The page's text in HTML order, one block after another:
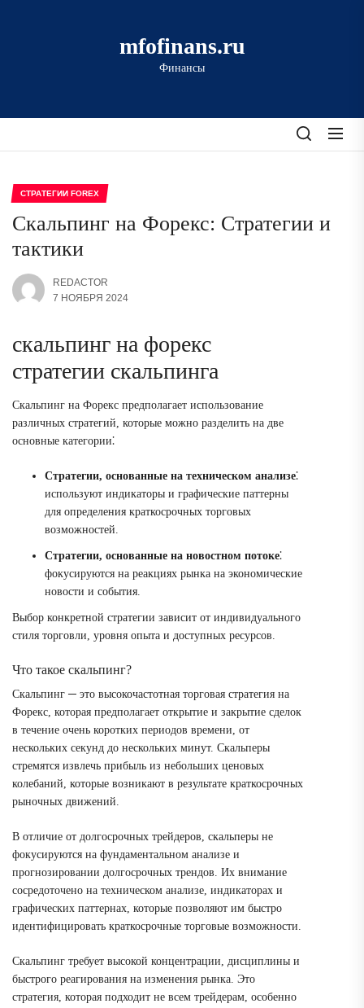
mfofinans.ru
Финансы
СТРАТЕГИИ FOREX
Скальпинг на Форекс: Стратегии и
тактики
REDACTOR
7 НОЯБРЯ 2024
скальпинг на форекс
стратегии скальпинга
Скальпинг на Форекс предполагает использование
различных стратегий, которые можно разделить на две
основные категории⁚
Стратегии, основанные на техническом анализе⁚
используют индикаторы и графические паттерны
для определения краткосрочных торговых
возможностей.
Стратегии, основанные на новостном потоке⁚
фокусируются на реакциях рынка на экономические
новости и события.
Выбор конкретной стратегии зависит от индивидуального
стиля торговли, уровня опыта и доступных ресурсов.
Что такое скальпинг?
Скальпинг ─ это высокочастотная торговая стратегия на
Форекс, которая предполагает открытие и закрытие сделок
в течение очень коротких периодов времени, от
нескольких секунд до нескольких минут. Скальперы
стремятся извлечь прибыль из небольших ценовых
колебаний, которые возникают в результате краткосрочных
рыночных движений.
В отличие от долгосрочных трейдеров, скальперы не
фокусируются на фундаментальном анализе и
прогнозировании долгосрочных трендов. Их внимание
сосредоточено на техническом анализе, индикаторах и
графических паттернах, которые позволяют им быстро
идентифицировать краткосрочные торговые возможности.
Скальпинг требует высокой концентрации, дисциплины и
быстрого реагирования на изменения рынка. Это
стратегия, которая подходит не всем трейдерам, особенно